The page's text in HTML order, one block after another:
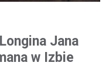
Jana
w Izbie